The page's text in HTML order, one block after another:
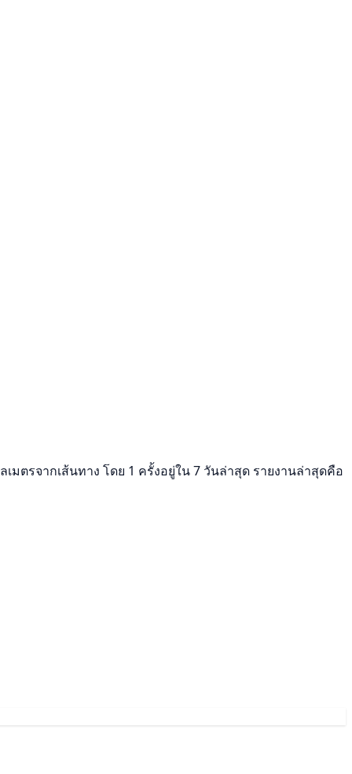
มตรจากเส้นทาง โดย 1 ครั้งอยู่ใน 7 วันล่าสุด รายงานล่าสุดคือ